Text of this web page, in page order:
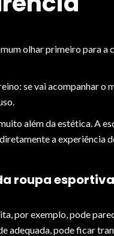
olhar primeiro para
se vai acompanhar
além da estética. A
a experiência
roupa
por exemplo, pode
adequada, pode ficar